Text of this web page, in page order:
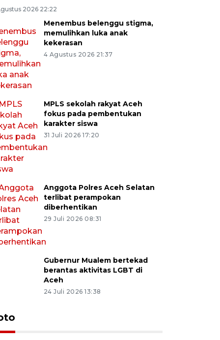
2026 22:22
Menembus belenggu stigma,
memulihkan luka anak
kekerasan
4 Agustus 2026 21:37
MPLS sekolah rakyat Aceh
fokus pada pembentukan
karakter siswa
31 Juli 2026 17:20
Anggota Polres Aceh Selatan
terlibat perampokan
diberhentikan
29 Juli 2026 08:31
Gubernur Mualem bertekad
berantas aktivitas LGBT di
Aceh
24 Juli 2026 13:38